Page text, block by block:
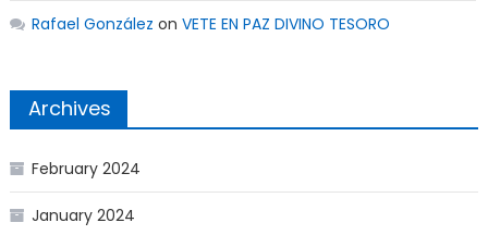
Rafael González on VETE EN PAZ DIVINO TESORO
Archives
February 2024
January 2024